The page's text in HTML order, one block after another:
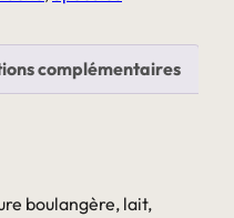
complémentaires
boulangère, lait,